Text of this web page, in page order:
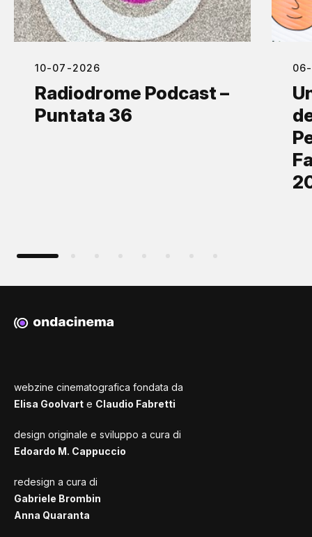
10-07-2026
Radiodrome Podcast –
Puntata 36
webzine cinematografica fondata da
Elisa Goolvart e Claudio Fabretti
design originale e sviluppo a cura di
Edoardo M. Cappuccio
redesign a cura di
Gabriele Brombin
Anna Quaranta